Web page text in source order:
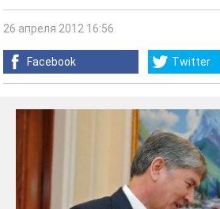
26 апреля 2012 16:56
Facebook Twitter